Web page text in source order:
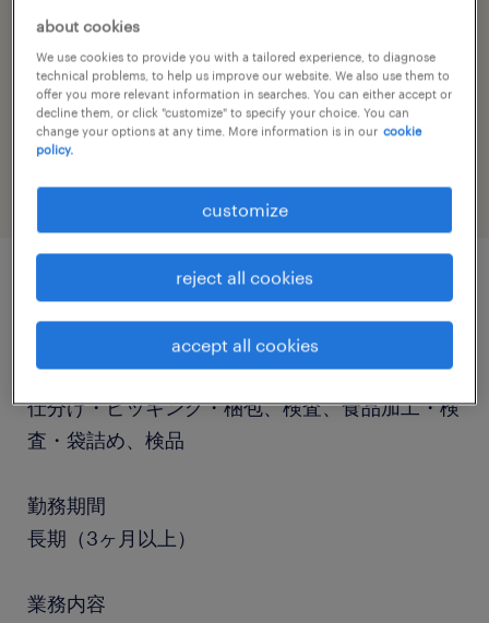
分・休憩60分）,（4）14:00-1
job category
warehousing & distribution
job details
職種
仕分け・ピッキング・梱包、検査、食品加工・検
査・袋詰め、検品
勤務期間
長期（3ヶ月以上）
業務内容
about cookies
We use cookies to provide you with a tailored experience, to diagnose
technical problems, to help us improve our website. We also use them to
offer you more relevant information in searches. You can either accept or
decline them, or click "customize" to specify your choice. You can
change your options at any time. More information is in our cookie
policy.
customize
reject all cookies
accept all cookies